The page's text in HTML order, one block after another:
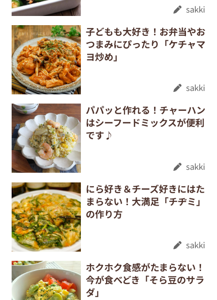
sakki
子どもも大好き！お弁当やお
つまみにぴったり「ケチャマ
ヨ炒め」
sakki
パパッと作れる！チャーハン
はシーフードミックスが便利
です♪
sakki
にら好き＆チーズ好きにはた
まらない！大満足「チヂミ」
の作り方
sakki
ホクホク食感がたまらない！
今が食べどき「そら豆のサラ
ダ」